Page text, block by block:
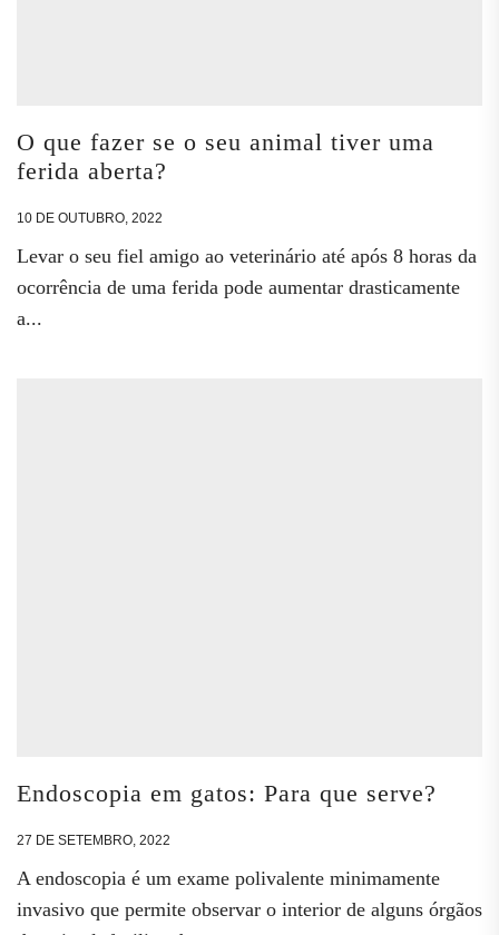
O que fazer se o seu animal tiver uma
ferida aberta?
10 DE OUTUBRO, 2022
Levar o seu fiel amigo ao veterinário até após 8 horas da
ocorrência de uma ferida pode aumentar drasticamente
a...
Endoscopia em gatos: Para que serve?
27 DE SETEMBRO, 2022
A endoscopia é um exame polivalente minimamente
invasivo que permite observar o interior de alguns órgãos